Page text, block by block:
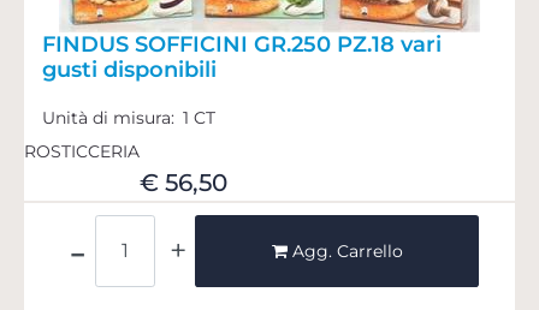
FINDUS SOFFICINI GR.250 PZ.18 vari
gusti disponibili
Unità di misura: 1 CT
ROSTICCERIA
€ 56,50
Agg. Carrello